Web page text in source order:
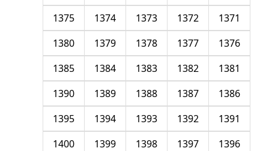
1371
1372
1373
1374
1375
1376
1377
1378
1379
1380
1381
1382
1383
1384
1385
1386
1387
1388
1389
1390
1391
1392
1393
1394
1395
1396
1397
1398
1399
1400